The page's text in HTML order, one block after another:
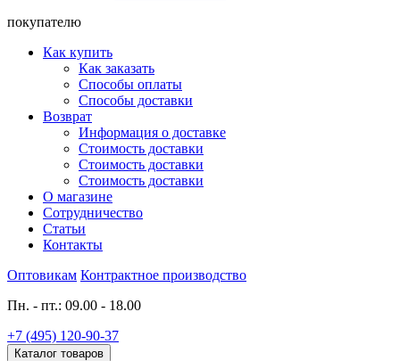
покупателю
Как купить
Как заказать
Способы оплаты
Способы доставки
Возврат
Информация о доставке
Стоимость доставки
Стоимость доставки
Стоимость доставки
О магазине
Сотрудничество
Статьи
Контакты
Оптовикам Контрактное производство
Пн. - пт.: 09.00 - 18.00
+7 (495) 120-90-37
Каталог товаров